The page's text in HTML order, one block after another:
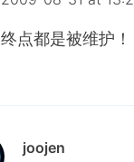
终点都是被维护！
joojen